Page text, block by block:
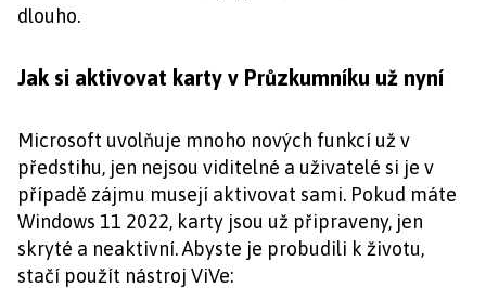
dlouho.
Jak si aktivovat karty v Průzkumníku už nyní
Microsoft uvolňuje mnoho nových funkcí už v
předstihu, jen nejsou viditelné a uživatelé si je v
případě zájmu musejí aktivovat sami. Pokud máte
Windows 11 2022, karty jsou už připraveny, jen
skryté a neaktivní. Abyste je probudili k životu,
stačí použít nástroj ViVe: